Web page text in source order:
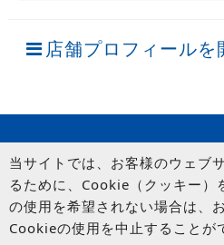
店舗プロフィールを
当サイトでは、お客様のウェブ
るために、Cookie（クッキー
の使用を希望されない場合は、
Cookieの使用を中止することが